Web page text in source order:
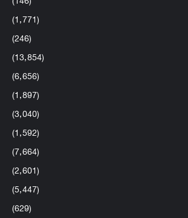
(1٬771)
(246)
(13٬854)
(6٬656)
(1٬897)
(3٬040)
(1٬592)
(7٬664)
(2٬601)
(5٬447)
(629)